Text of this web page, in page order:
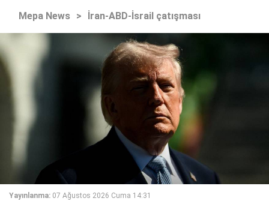
Mepa News > İran-ABD-İsrail çatışması
Yayınlanma: 07 Ağustos 2026 Cuma 14:31